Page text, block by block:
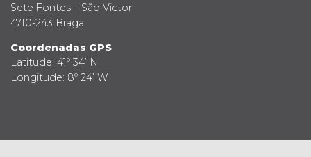
Sete Fontes – São Victor
4710-243 Braga
Coordenadas GPS
Latitude: 41º 34’ N
Longitude: 8º 24’ W